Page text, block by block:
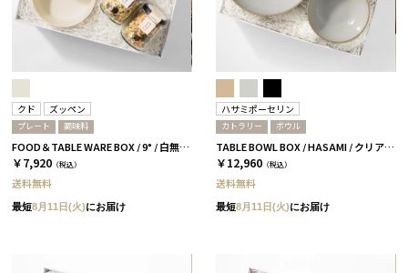
クド ズッペン
プレート 調味料
FOOD＆TABLE WARE BOX / 9° / 白無垢 / ズッペン
￥7,920 （税込）
送料無料
最短8月11日(火)にお届け
ハサミポーセリン
カトラリー ボウル
TABLE BOWL BOX / HASAMI / クリア［ハサミポーセリン］
￥12,960 （税込）
送料無料
最短8月11日(火)にお届け